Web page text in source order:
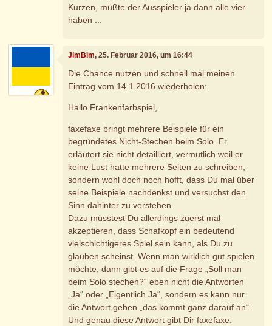
Kurzen, müßte der Ausspieler ja dann alle vier
haben ...
JimBim, 25. Februar 2016, um 16:44
Die Chance nutzen und schnell mal meinen
Eintrag vom 14.1.2016 wiederholen:
Hallo Frankenfarbspiel,
faxefaxe bringt mehrere Beispiele für ein
begründetes Nicht-Stechen beim Solo. Er
erläutert sie nicht detailliert, vermutlich weil er
keine Lust hatte mehrere Seiten zu schreiben,
sondern wohl doch noch hofft, dass Du mal über
seine Beispiele nachdenkst und versuchst den
Sinn dahinter zu verstehen.
Dazu müsstest Du allerdings zuerst mal
akzeptieren, dass Schafkopf ein bedeutend
vielschichtigeres Spiel sein kann, als Du zu
glauben scheinst. Wenn man wirklich gut spielen
möchte, dann gibt es auf die Frage „Soll man
beim Solo stechen?“ eben nicht die Antworten
„Ja“ oder „Eigentlich Ja“, sondern es kann nur
die Antwort geben „das kommt ganz darauf an“.
Und genau diese Antwort gibt Dir faxefaxe.